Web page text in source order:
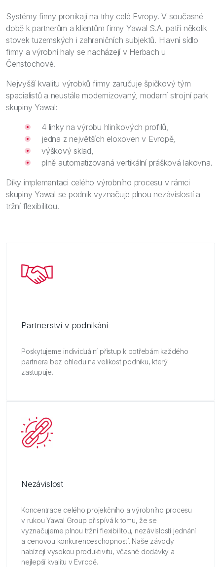
Systémy firmy pronikají na trhy celé Evropy. V současné
době k partnerům a klientům firmy Yawal S.A. patří několik
stovek tuzemských i zahraničních subjektů. Hlavní sídlo
firmy a výrobní haly se nacházejí v Herbach u
Čenstochové.
Nejvyšší kvalitu výrobků firmy zaručuje špičkový tým
specialistů a neustále modernizovaný, moderní strojní park
skupiny Yawal:
4 linky na výrobu hliníkových profilů,
jedna z největších eloxoven v Evropě,
výškový sklad,
plně automatizovaná vertikální prášková lakovna.
Díky implementaci celého výrobního procesu v rámci
skupiny Yawal se podnik vyznačuje plnou nezávislostí a
tržní flexibilitou.
Partnerství v podnikání
Poskytujeme individuální přístup k potřebám každého
partnera bez ohledu na velikost podniku, který
zastupuje.
Nezávislost
Koncentrace celého projekčního a výrobního procesu
v rukou Yawal Group přispívá k tomu, že se
vyznačujeme plnou tržní flexibilitou, nezávislostí jednání
a cenovou konkurenceschopností. Naše závody
nabízejí vysokou produktivitu, včasné dodávky a
nejlepší kvalitu v Evropě.